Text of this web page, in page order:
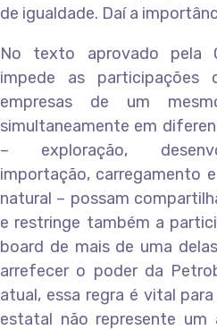
de igualdade. Daí a
No texto aprovado pela
impede as participações
empresas de um
simultaneamente em
– exploração,
importação, carregamento
natural – possam
e restringe também a
board de mais de uma
arrefecer o poder da
atual, essa regra é vital
estatal não represente um